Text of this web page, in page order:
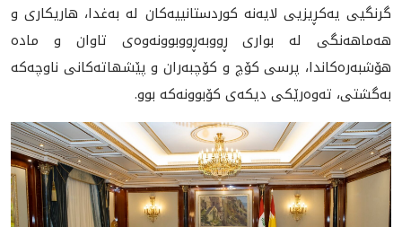
گرنگيى يه‌كڕيزيى لايه‌نه‌ كوردستانييه‌كان له‌ به‌غدا، هاريكارى و
هه‌ماهه‌نگى له‌ ‏بوارى ڕووبه‌ڕووبوونه‌وه‌ى تاوان و ماده‌
هۆشبه‌ره‌كاندا، پرسى كۆچ و كۆچبه‌ران و ‏پێشهاته‌كانى ناوچه‌كه‌
به‌گشتى، ته‌وه‌رێكى ديكه‌ى كۆبوونه‌كه‌ بوو.‏